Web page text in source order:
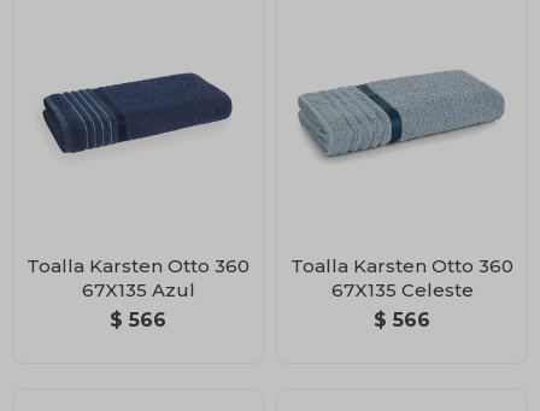
Toalla Karsten Otto 360
67X135 Azul
$ 566
Toalla Karsten Otto 360
67X135 Celeste
$ 566